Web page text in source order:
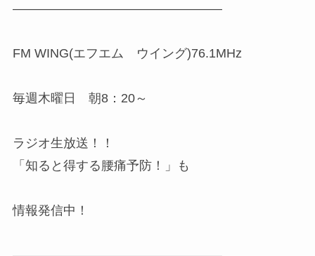
————————————————–
FM WING(エフエム ウイング)76.1MHz
毎週木曜日 朝8：20～
ラジオ生放送！！
「知ると得する腰痛予防！」も
情報発信中！